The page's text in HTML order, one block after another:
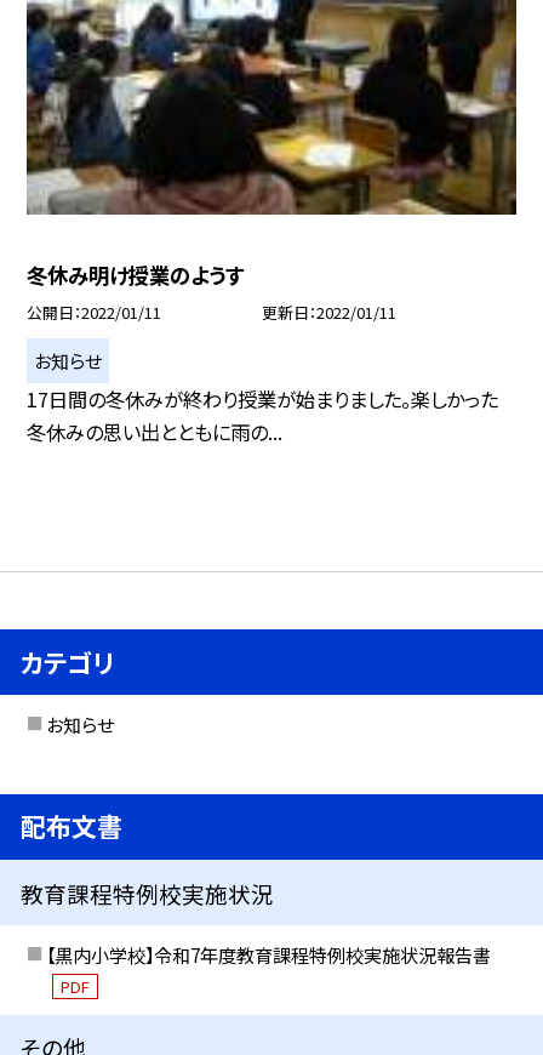
冬休み明け授業のようす
公開日 2022/01/11 更新日 2022/01/11
お知らせ
17日間の冬休みが終わり授業が始まりました。楽しかった
冬休みの思い出とともに雨の...
カテゴリ
お知らせ
配布文書
教育課程特例校実施状況
【黒内小学校】令和7年度教育課程特例校実施状況報告書
PDF
その他